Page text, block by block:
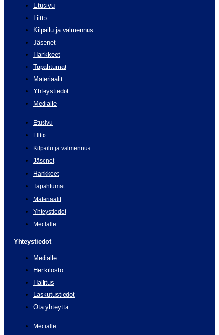
Etusivu
Liitto
Kilpailu ja valmennus
Jäsenet
Hankkeet
Tapahtumat
Materiaalit
Yhteystiedot
Medialle
Etusivu
Liitto
Kilpailu ja valmennus
Jäsenet
Hankkeet
Tapahtumat
Materiaalit
Yhteystiedot
Medialle
Yhteystiedot
Medialle
Henkilöstö
Hallitus
Laskutustiedot
Ota yhteyttä
Medialle